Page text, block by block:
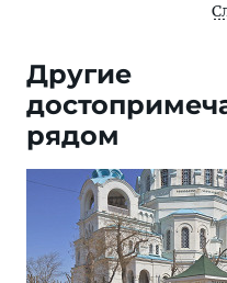
Другие
рядом